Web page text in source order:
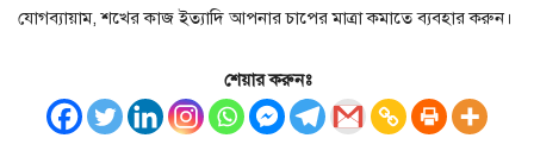
যোগব্যায়াম, শখের কাজ ইত্যাদি আপনার চাপের মাত্রা কমাতে ব্যবহার করুন।
শেয়ার করুনঃ